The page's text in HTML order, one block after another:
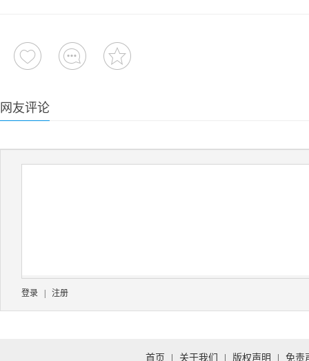
网友评论
登录 注册
首页 关于我们 版权声明 免责